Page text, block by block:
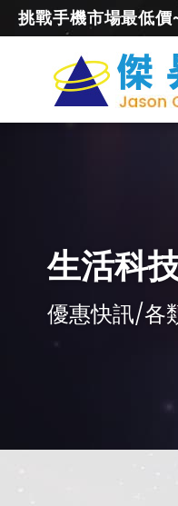
挑戰手機市場最低
生活科
優惠快訊/各